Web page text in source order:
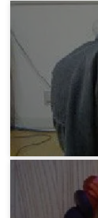
緑さ